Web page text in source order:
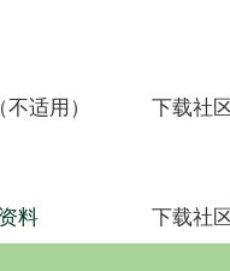
适用） 下载社
料 下载社